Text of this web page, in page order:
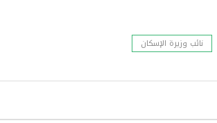
نائب وزيرة الإسكان